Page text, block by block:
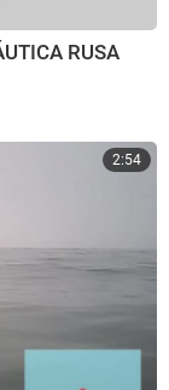
RUSA
2:54